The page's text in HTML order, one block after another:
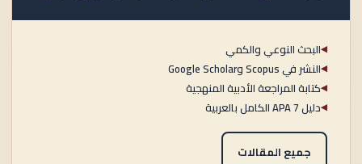
◀البحث النوعي والكمي
◀النشر في Scopus وGoogle Scholar
◀كتابة المراجعة الأدبية المنهجية
◀دليل APA 7 الكامل بالعربية
جميع المقالات